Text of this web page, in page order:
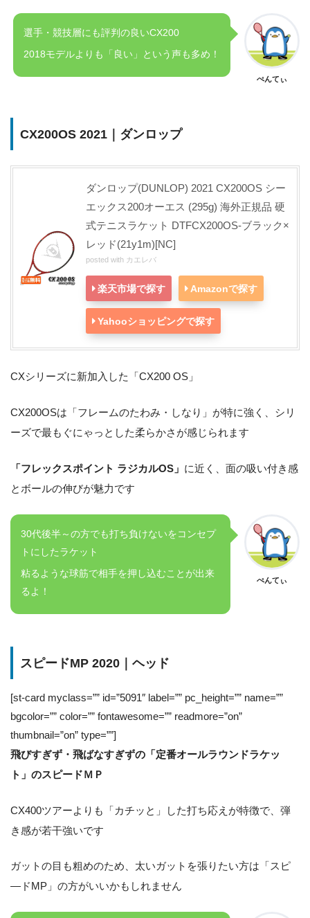
選手・競技層にも評判の良いCX200
2018モデルよりも「良い」という声も多め！
ぺんてぃ
CX200OS 2021｜ダンロップ
ダンロップ(DUNLOP) 2021 CX200OS シー
エックス200オーエス (295g) 海外正規品 硬
式テニスラケット DTFCX200OS-ブラック×
レッド(21y1m)[NC]
posted with カエレバ
楽天市場で探す Amazonで探す
Yahooショッピングで探す
CXシリーズに新加入した「CX200 OS」
CX200OSは「フレームのたわみ・しなり」が特に強く、シリ
ーズで最もぐにゃっとした柔らかさが感じられます
「フレックスポイント ラジカルOS」 に近く、面の吸い付き感
とボールの伸びが魅力です
30代後半～の方でも打ち負けないをコンセプ
トにしたラケット
粘るような球筋で相手を押し込むことが出来
るよ！
ぺんてぃ
スピードMP 2020｜ヘッド
[st-card myclass=”” id=”5091″ label=”” pc_height=”” name=””
bgcolor=”” color=”” fontawesome=”” readmore=”on”
thumbnail=”on” type=””]
飛びすぎず・飛ばなすぎずの「定番オールラウンドラケッ
ト」のスピードＭＰ
CX400ツアーよりも「カチッと」した打ち応えが特徴で、弾
き感が若干強いです
ガットの目も粗めのため、太いガットを張りたい方は「スピ
―ドMP」の方がいいかもしれません